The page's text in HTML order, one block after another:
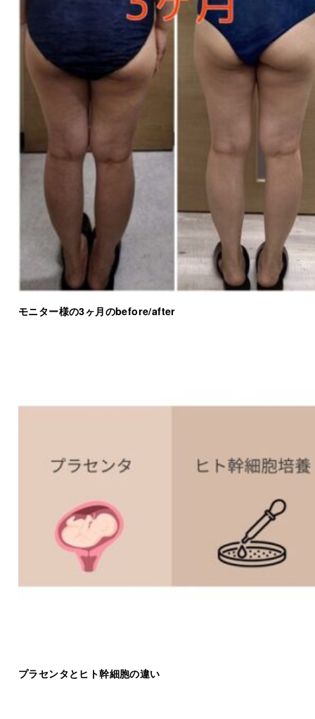
モニター様の3ヶ月のbefore/after
プラセンタとヒト幹細胞の違い